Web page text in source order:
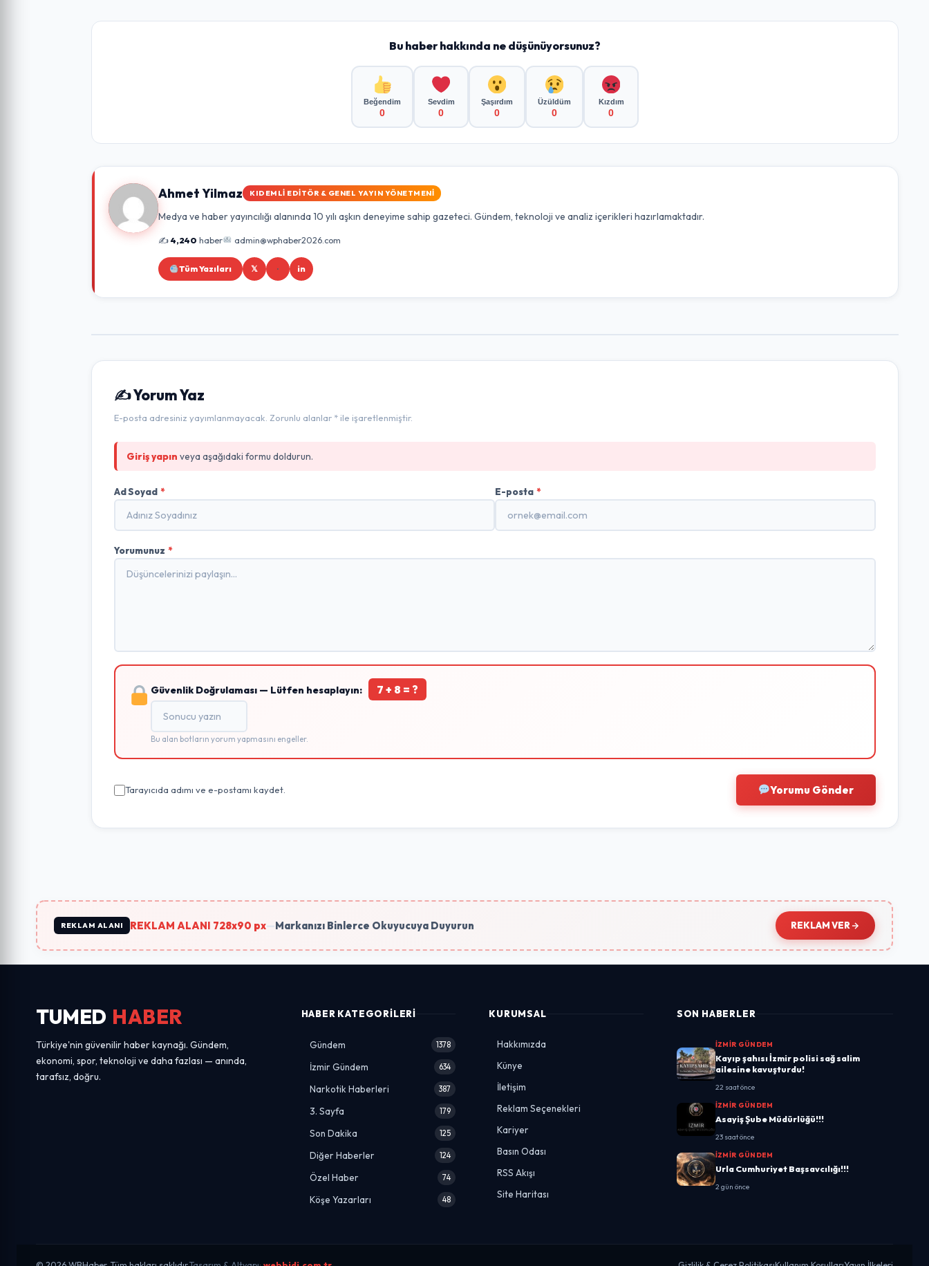
Bu haber hakkında ne düşünüyorsunuz?
Beğendim
0
Sevdim
0
Şaşırdım
0
Üzüldüm
0
Kızdım
0
Ahmet Yilmaz KIDEMLI EDITÖR & GENEL YAYIN YÖNETMENI
Medya ve haber yayıncılığı alanında 10 yılı aşkın deneyime sahip gazeteci. Gündem, teknoloji ve analiz içerikleri hazırlamaktadır.
✍️4,240 haber admin@wphaber2026.com
Tüm Yazıları 𝕏 in
✍️ Yorum Yaz
E-posta adresiniz yayımlanmayacak. Zorunlu alanlar * ile işaretlenmiştir.
Giriş yapın veya aşağıdaki formu doldurun.
Ad Soyad * E-posta *
Yorumunuz *
Güvenlik Doğrulaması — Lütfen hesaplayın: 7 + 8 = ?
Bu alan botların yorum yapmasını engeller.
Tarayıcıda adımı ve e-postamı kaydet. Yorumu Gönder
REKLAM ALANI REKLAM ALANI 728x90 px—Markanızı Binlerce Okuyucuya Duyurun REKLAM VER
TUMED HABER
Türkiye'nin güvenilir haber kaynağı. Gündem,
ekonomi, spor, teknoloji ve daha fazlası — anında,
tarafsız, doğru.
HABER KATEGORILERI
Gündem 1378
İzmir Gündem 634
Narkotik Haberleri 387
3. Sayfa 179
Son Dakika 125
Diğer Haberler 124
Özel Haber 74
Köşe Yazarları 48
KURUMSAL
Hakkımızda
Künye
İletişim
Reklam Seçenekleri
Kariyer
Basın Odası
RSS Akışı
Site Haritası
SON HABERLER
İZMIR GÜNDEM
Kayıp şahısı İzmir polisi sağ salim
ailesine kavuşturdu!
22 saat önce
İZMIR GÜNDEM
Asayiş Şube Müdürlüğü!!!
23 saat önce
İZMIR GÜNDEM
Urla Cumhuriyet Başsavcılığı!!!
2 gün önce